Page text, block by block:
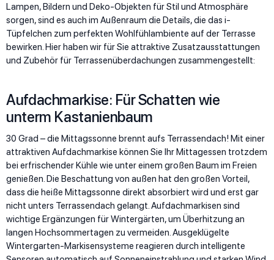
Lampen, Bildern und Deko-Objekten für Stil und Atmosphäre
sorgen, sind es auch im Außenraum die Details, die das i-
Tüpfelchen zum perfekten Wohlfühlambiente auf der Terrasse
bewirken. Hier haben wir für Sie attraktive Zusatzausstattungen
und Zubehör für Terrassenüberdachungen zusammengestellt:
Aufdachmarkise: Für Schatten wie
unterm Kastanienbaum
30 Grad – die Mittagssonne brennt aufs Terrassendach! Mit einer
attraktiven Aufdachmarkise können Sie Ihr Mittagessen trotzdem
bei erfrischender Kühle wie unter einem großen Baum im Freien
genießen. Die Beschattung von außen hat den großen Vorteil,
dass die heiße Mittagssonne direkt absorbiert wird und erst gar
nicht unters Terrassendach gelangt. Aufdachmarkisen sind
wichtige Ergänzungen für Wintergärten, um Überhitzung an
langen Hochsommertagen zu vermeiden. Ausgeklügelte
Wintergarten-Markisensysteme reagieren durch intelligente